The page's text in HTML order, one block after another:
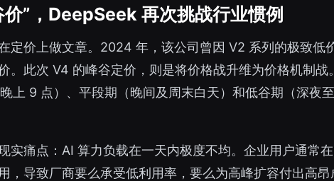
价”，DeepSeek 再次挑战行业惯例
定价上做文章。2024 年，该公司曾因 V2 系列的极致低
。此次 V4 的峰谷定价，则是将价格战升维为价格机制
上 9 点）、平段期（晚间及周末白天）和低谷期（深夜
实痛点：AI 算力负载在一天内极度不均。企业用户通常
，导致厂商要么承受低利用率，要么为高峰扩容付出高